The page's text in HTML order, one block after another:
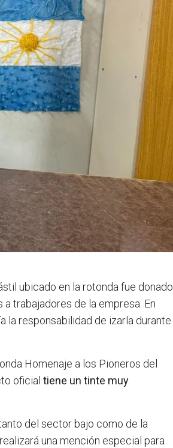
ubicado en la rotonda fue donado
trabajadores de la empresa. En
la responsabilidad de izarla durante
Homenaje a los Pioneros del
oficial tiene un tinte muy
del sector bajo como de la
una mención especial para